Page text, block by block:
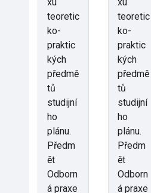
teoretic
ko-
praktic
kých
předmě
tů
studijní
ho
plánu.
Předm
ět
Odborn
á praxe
teoretic
ko-
praktic
kých
předmě
tů
studijní
ho
plánu.
Předm
ět
Odborn
á praxe